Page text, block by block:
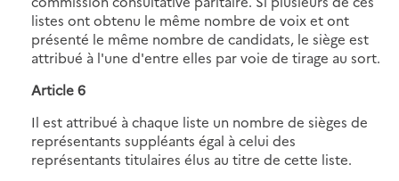
listes ont obtenu le même nombre de voix et ont
présenté le même nombre de candidats, le siège est
attribué à l'une d'entre elles par voie de tirage au sort.
Article 6
Il est attribué à chaque liste un nombre de sièges de
représentants suppléants égal à celui des
représentants titulaires élus au titre de cette liste.